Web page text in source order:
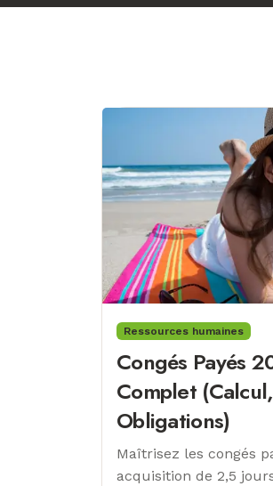
Ressources humaines
Congés Payés
Complet
Obligations)
Maîtrisez les congés
acquisition de 2,5